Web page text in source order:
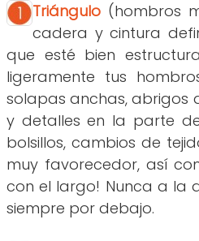
Triángulo (hombros
cadera y cintura
que esté bien
ligeramente tus
solapas anchas, abrigos
y detalles en la parte
bolsillos, cambios de
muy favorecedor, así
con el largo! Nunca a la
siempre por debajo.